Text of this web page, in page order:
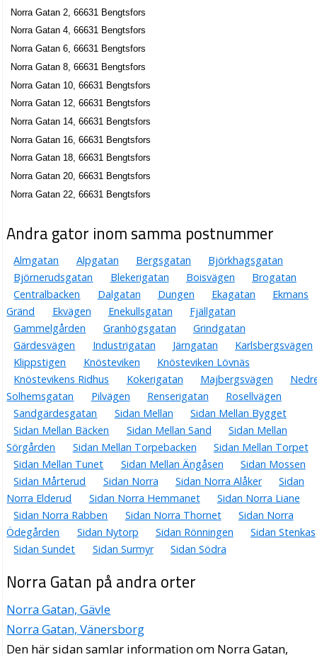
Norra Gatan 2, 66631 Bengtsfors
Norra Gatan 4, 66631 Bengtsfors
Norra Gatan 6, 66631 Bengtsfors
Norra Gatan 8, 66631 Bengtsfors
Norra Gatan 10, 66631 Bengtsfors
Norra Gatan 12, 66631 Bengtsfors
Norra Gatan 14, 66631 Bengtsfors
Norra Gatan 16, 66631 Bengtsfors
Norra Gatan 18, 66631 Bengtsfors
Norra Gatan 20, 66631 Bengtsfors
Norra Gatan 22, 66631 Bengtsfors
Andra gator inom samma postnummer
Almgatan Alpgatan Bergsgatan
Björkhagsgatan
Björnerudsgatan
Blekerigatan Boisvägen
Brogatan
Centralbacken
Dalgatan Dungen Ekagatan
Ekmans
Gränd
Ekvägen Enekullsgatan
Fjällgatan
Gammelgården
Granhögsgatan
Grindgatan
Gärdesvägen
Industrigatan Järngatan
Karlsbergsvägen
Klippstigen
Knösteviken
Knösteviken Lövnäs
Knöstevikens Ridhus
Kokerigatan Majbergsvägen
Solhemsgatan
Pilvägen Renserigatan
Rosellvägen
Sandgärdesgatan
Sidan Mellan
Sidan Mellan Bygget
Sidan Mellan Bäcken
Sidan Mellan Sand
Sidan Mellan
Sörgården
Sidan Mellan Torpebacken
Sidan Mellan Torpet
Sidan Mellan Tunet
Sidan Mellan Ängåsen
Sidan Mossen
Sidan Mårterud
Sidan Norra Sidan Norra Alåker
Sidan
Norra Elderud
Sidan Norra Hemmanet
Sidan Norra Liane
Sidan Norra Rabben
Sidan Norra Thornet
Sidan Norra
Ödegården
Sidan Nytorp Sidan Rönningen
Sidan Stenkas
Sidan Sundet
Sidan Surmyr Sidan Södra
Norra Gatan på andra orter
Norra Gatan, Gävle
Norra Gatan, Vänersborg
Den här sidan samlar information om Norra Gatan,